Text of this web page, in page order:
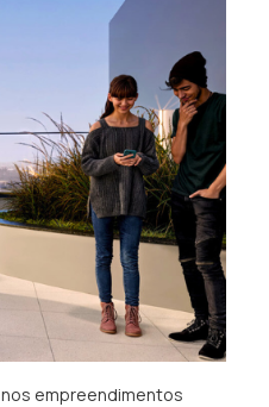
nos empreendimentos